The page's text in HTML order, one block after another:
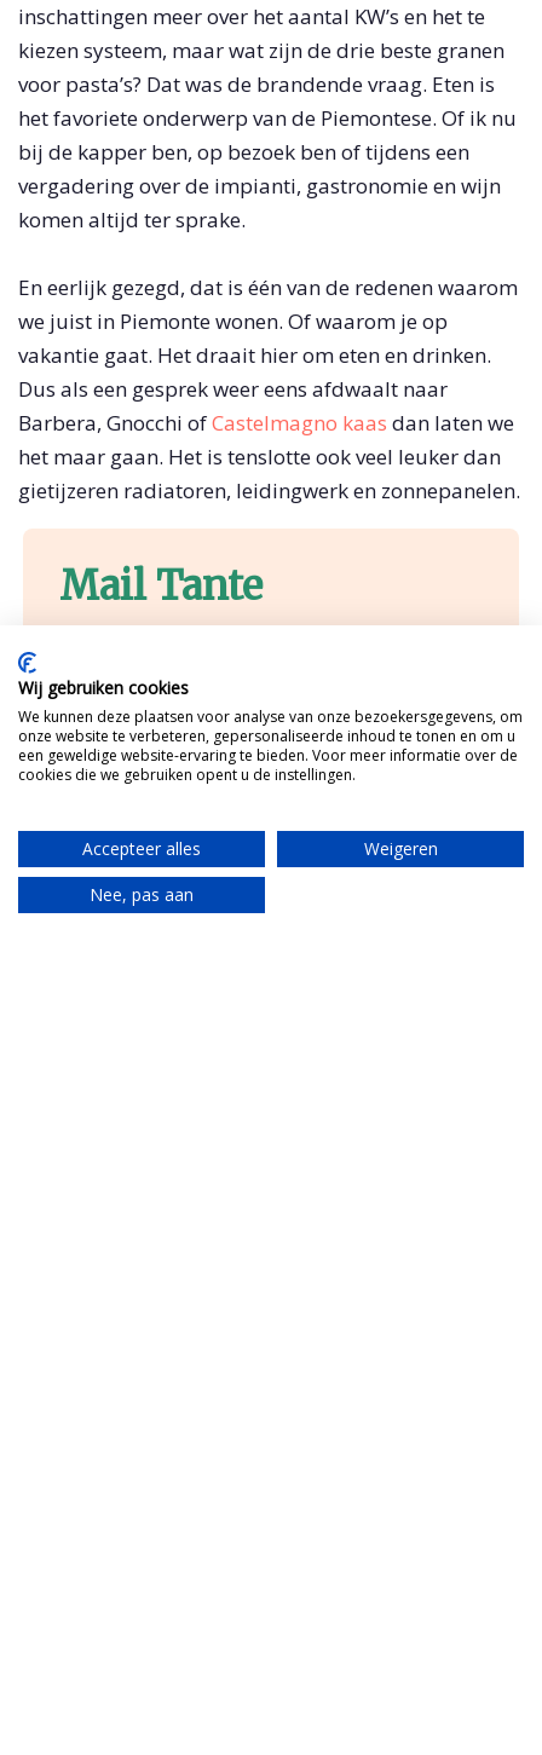
inschattingen meer over het aantal KW’s en het te
kiezen systeem, maar wat zijn de drie beste granen
voor pasta’s? Dat was de brandende vraag. Eten is
het favoriete onderwerp van de Piemontese. Of ik nu
bij de kapper ben, op bezoek ben of tijdens een
vergadering over de impianti, gastronomie en wijn
komen altijd ter sprake.
En eerlijk gezegd, dat is één van de redenen waarom
we juist in Piemonte wonen. Of waarom je op
vakantie gaat. Het draait hier om eten en drinken.
Dus als een gesprek weer eens afdwaalt naar
Barbera, Gnocchi ofCastelmagno kaas dan laten we
het maar gaan. Het is tenslotte ook veel leuker dan
gietijzeren radiatoren, leidingwerk en zonnepanelen.
Mail Tante
Mijn Italiaanse tante brengt alles van de
Idee bespreken?
Wij gebruiken cookies
We kunnen deze plaatsen voor analyse van onze bezoekersgegevens, om
onze website te verbeteren, gepersonaliseerde inhoud te tonen en om u
een geweldige website-ervaring te bieden. Voor meer informatie over de
cookies die we gebruiken opent u de instellingen.
Accepteer alles
Weigeren
Nee, pas aan